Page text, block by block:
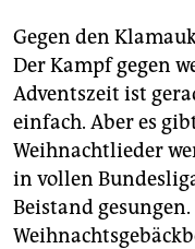
Gegen den
Der Kampf gegen
Adventszeit ist
einfach. Aber es
Weihnachtlieder
in vollen
Beistand